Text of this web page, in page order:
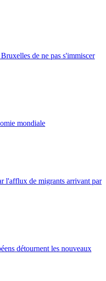
de ne pas s'immiscer
mondiale
l'afflux de migrants arrivant par
détournent les nouveaux